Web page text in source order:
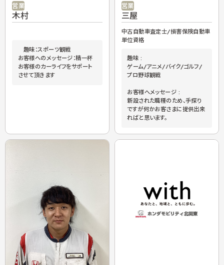
営業
木村
趣味：スポーツ観戦
お客様へのメッセージ：精一杯
お客様のカーライフをサポート
させて頂きます
営業
三屋
中古自動車査定士/損害保険自動車
単位資格
趣味 :
ゲーム/アニメ/バイク/ゴルフ/
プロ野球観戦
お客様へメッセージ :
新設された職種のため、手探り
ですが何かお客さまに提供出来
ればと思います。